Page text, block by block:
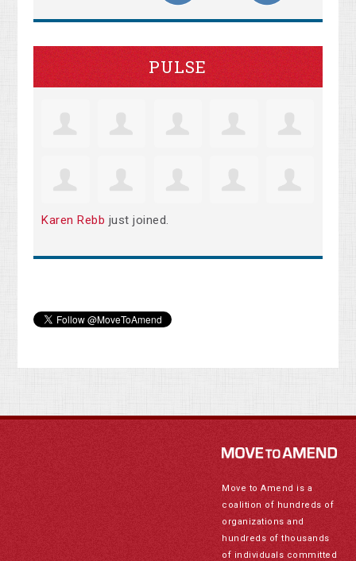
PULSE
Karen Rebb just joined.
Move to Amend is a
coalition of hundreds of
organizations and
hundreds of thousands
of individuals committed